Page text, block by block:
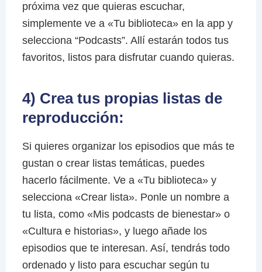
próxima vez que quieras escuchar,
simplemente ve a «Tu biblioteca» en la app y
selecciona “Podcasts”. Allí estarán todos tus
favoritos, listos para disfrutar cuando quieras.
4) Crea tus propias listas de
reproducción:
Si quieres organizar los episodios que más te
gustan o crear listas temáticas, puedes
hacerlo fácilmente. Ve a «Tu biblioteca» y
selecciona «Crear lista». Ponle un nombre a
tu lista, como «Mis podcasts de bienestar» o
«Cultura e historias», y luego añade los
episodios que te interesan. Así, tendrás todo
ordenado y listo para escuchar según tu